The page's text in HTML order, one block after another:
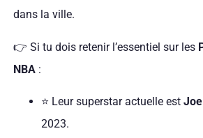
dans la ville.
👉 Si tu dois retenir l’essentiel sur les
NBA:
⭐ Leur superstar actuelle est
2023.